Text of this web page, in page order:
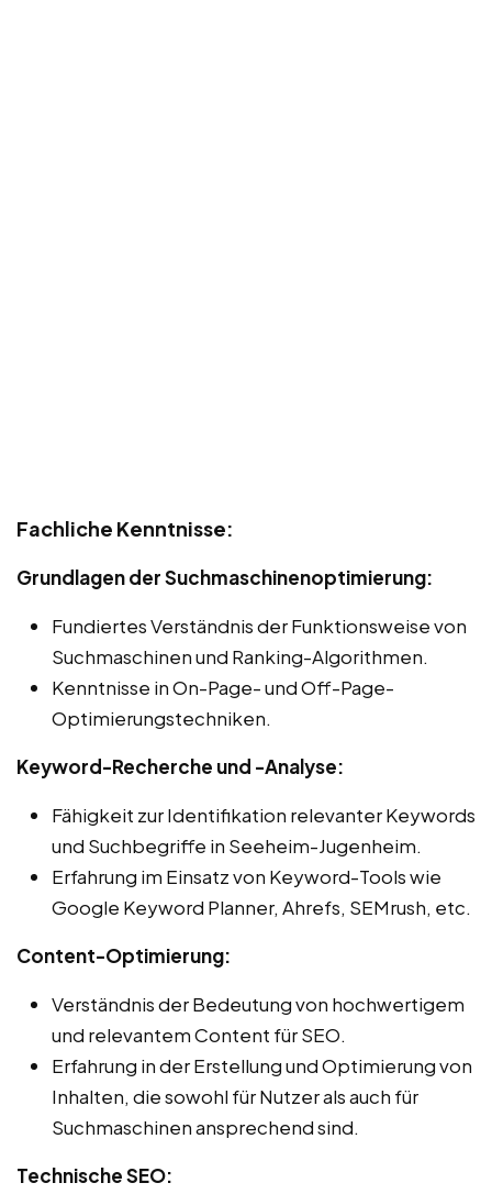
Fachliche Kenntnisse:
Grundlagen der Suchmaschinenoptimierung:
Fundiertes Verständnis der Funktionsweise von
Suchmaschinen und Ranking-Algorithmen.
Kenntnisse in On-Page- und Off-Page-
Optimierungstechniken.
Keyword-Recherche und -Analyse:
Fähigkeit zur Identifikation relevanter Keywords
und Suchbegriffe in Seeheim-Jugenheim.
Erfahrung im Einsatz von Keyword-Tools wie
Google Keyword Planner, Ahrefs, SEMrush, etc.
Content-Optimierung:
Verständnis der Bedeutung von hochwertigem
und relevantem Content für SEO.
Erfahrung in der Erstellung und Optimierung von
Inhalten, die sowohl für Nutzer als auch für
Suchmaschinen ansprechend sind.
Technische SEO: